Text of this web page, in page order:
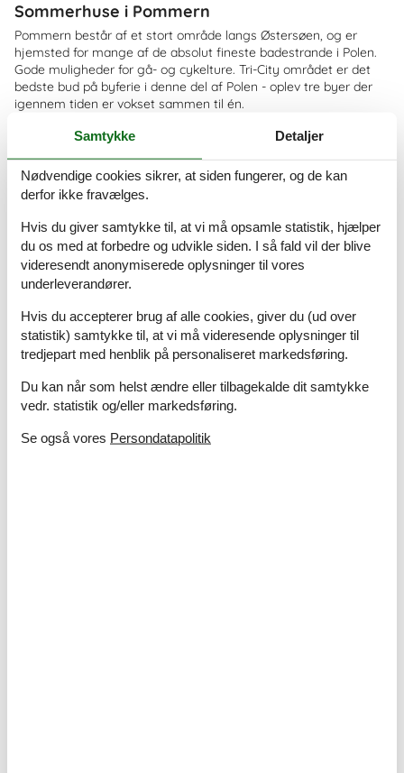
Sommerhuse i Pommern
Pommern består af et stort område langs Østersøen, og er
hjemsted for mange af de absolut fineste badestrande i Polen.
Gode muligheder for gå- og cykelture. Tri-City området er det
bedste bud på byferie i denne del af Polen - oplev tre byer der
igennem tiden er vokset sammen til én.
Krakow
Samtykke Detaljer
Nødvendige cookies sikrer, at siden fungerer, og de kan
derfor ikke fravælges.
Hvis du giver samtykke til, at vi må opsamle statistik, hjælper
du os med at forbedre og udvikle siden. I så fald vil der blive
videresendt anonymiserede oplysninger til vores
underleverandører.
Hvis du accepterer brug af alle cookies, giver du (ud over
statistik) samtykke til, at vi må videresende oplysninger til
tredjepart med henblik på personaliseret markedsføring.
Du kan når som helst ændre eller tilbagekalde dit samtykke
vedr. statistik og/eller markedsføring.
Se også vores Persondatapolitik